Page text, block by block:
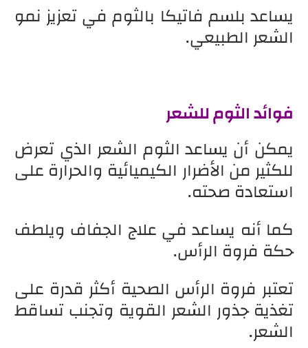
يساعد بلسم فاتيكا بالثوم في تعزيز نمو
الشعر الطبيعي.
فوائد الثوم للشعر
يمكن أن يساعد الثوم الشعر الذي تعرض
للكثير من الأضرار الكيميائية والحرارة على
استعادة صحته.
كما أنه يساعد في علاج الجفاف ويلطف
حكة فروة الرأس.
تعتبر فروة الرأس الصحية أكثر قدرة على
تغذية جذور الشعر القوية وتجنب تساقط
الشعر.